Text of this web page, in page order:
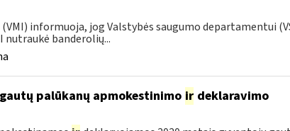
informuoja, jog Valstybės saugumo departamentui
nutraukė banderolių...
palūkanų apmokestinimo irdeklaravimo